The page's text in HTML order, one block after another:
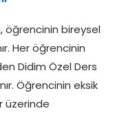
bireysel
Her öğrencinin
Didim Özel Ders
Öğrencinin eksik
üzerinde